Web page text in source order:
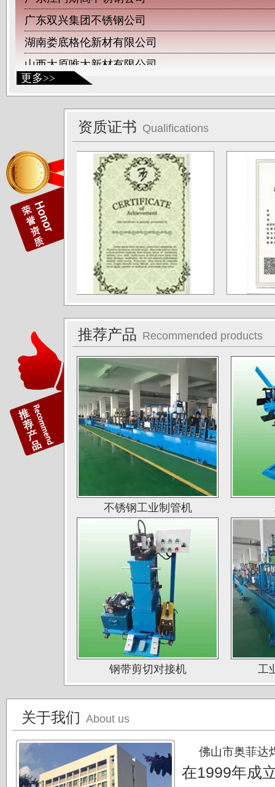
更多>>
广东双兴集团不锈钢公司
湖南娄底格伦新材有限公司
山西太原唯太新材有限公司
山西太原大泽不锈钢公司
深圳钛杰公司
佛山南钛制品有限公司
广东德庆康纳国兴公司
唐山海兴金属制品厂
江苏南通中天科技股份有限公司
上海凌士通不锈钢有限公司
江苏无锡应达公司
德阳东方汽轮机厂（东方公司)
湖南湘投金天新材（湘投集团）
江苏中天科技股份有限公司
佛山运升不锈钢厂
宝菜不锈钢科技（昆山）有限公司
苏州圣珀不锈钢制品有限公司
上海华钢不锈钢有限公司
常熟鑫统联不锈钢公司
广东江门斯高不锈钢公司
广东双兴集团不锈钢公司
湖南娄底格伦新材有限公司
山西太原唯太新材有限公司
山西太原大泽不锈钢公司
佛山南钛制品有限公司
广东德庆康纳国兴公司
唐山海兴金属制品厂
江苏南通中天科技股份有限公司
上海凌士通不锈钢有限公司
江苏无锡应达公司
湖南湘投金天新材（湘投集团）
江苏中天科技股份有限公司
资质证书 Qualifications
推荐产品 Recommended products
不锈钢工业制管机
钢带剪切对接机 工
关于我们 About us
佛山市奥菲达
在1999年成